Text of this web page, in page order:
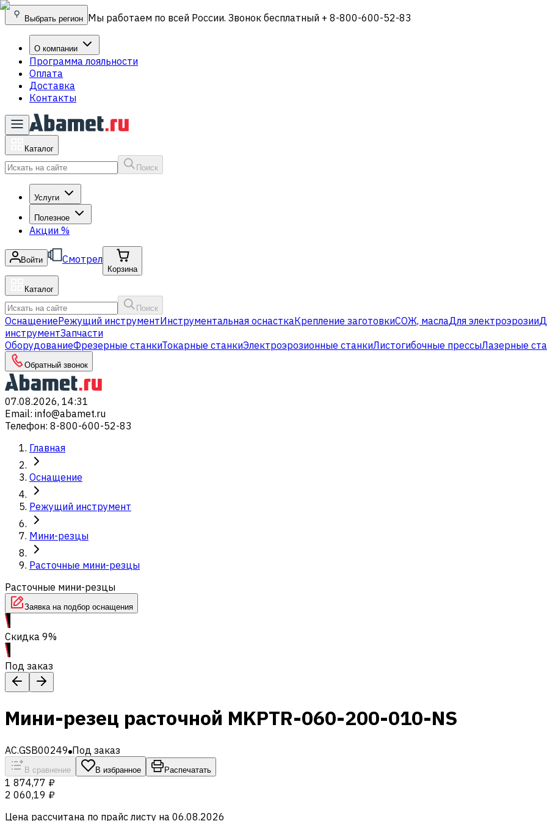
Выбрать регион Мы работаем по всей России. Звонок бесплатный + 8-800-600-52-83
О компании
Программа лояльности
Оплата
Доставка
Контакты
Каталог
Поиск
Услуги
Полезное
Акции %
Войти Смотрел
Корзина
Каталог
Поиск
ОснащениеРежущий инструментИнструментальная оснасткаКрепление заготовкиСОЖ, маслаДля электроэрозии
инструментЗапчасти
ОборудованиеФрезерные станкиТокарные станкиЭлектроэрозионные станкиЛистогибочные прессыЛазерные
Обратный звонок
07.08.2026, 14:31
Email: info@abamet.ru
Телефон: 8-800-600-52-83
Главная
Оснащение
Режущий инструмент
Мини-резцы
Расточные мини-резцы
Расточные мини-резцы
Заявка на подбор оснащения
Скидка 9%
Под заказ
Мини-резец расточной MKPTR-060-200-010-NS
AC.GSB00249 Под заказ
В сравнение В избранное Распечатать
1 874,77 ₽
2 060,19 ₽
Цена рассчитана по прайс листу на 06.08.2026